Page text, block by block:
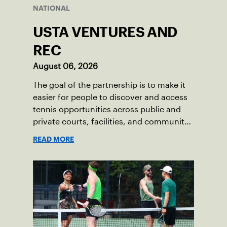
NATIONAL
USTA VENTURES AND
REC
August 06, 2026
The goal of the partnership is to make it
easier for people to discover and access
tennis opportunities across public and
private courts, facilities, and community
READ MORE